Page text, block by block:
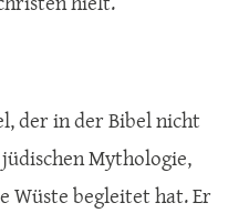
der in der Bibel nicht
Mythologie,
Wüste begleitet hat. Er